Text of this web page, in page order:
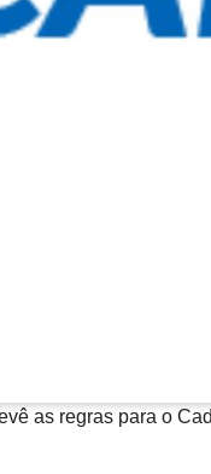
as regras para o